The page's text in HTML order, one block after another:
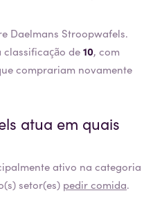
Daelmans Stroopwafels.
classificação de10, com
comprariam novamente
atua em quais
ativo na categoria
setor(es) pedir comida.